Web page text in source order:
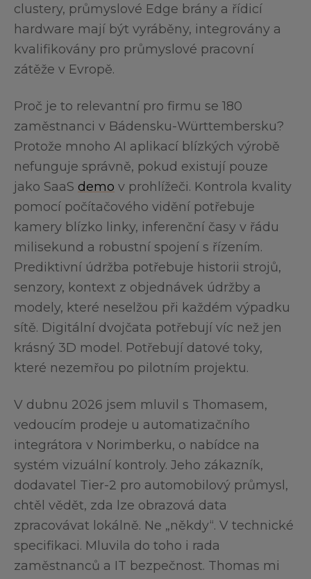
clustery, průmyslové Edge brány a řídicí
hardware mají být vyráběny, integrovány a
kvalifikovány pro průmyslové pracovní
zátěže v Evropě.
Proč je to relevantní pro firmu se 180
zaměstnanci v Bádensku-Württembersku?
Protože mnoho AI aplikací blízkých výrobě
nefunguje správně, pokud existují pouze
jako SaaS demo v prohlížeči. Kontrola kvality
pomocí počítačového vidění potřebuje
kamery blízko linky, inferenční časy v řádu
milisekund a robustní spojení s řízením.
Prediktivní údržba potřebuje historii strojů,
senzory, kontext z objednávek údržby a
modely, které neselžou při každém výpadku
sítě. Digitální dvojčata potřebují víc než jen
krásný 3D model. Potřebují datové toky,
které nezemřou po pilotním projektu.
V dubnu 2026 jsem mluvil s Thomasem,
vedoucím prodeje u automatizačního
integrátora v Norimberku, o nabídce na
systém vizuální kontroly. Jeho zákazník,
dodavatel Tier-2 pro automobilový průmysl,
chtěl vědět, zda lze obrazová data
zpracovávat lokálně. Ne „někdy“. V technické
specifikaci. Mluvila do toho i rada
zaměstnanců a IT bezpečnost. Thomas mi